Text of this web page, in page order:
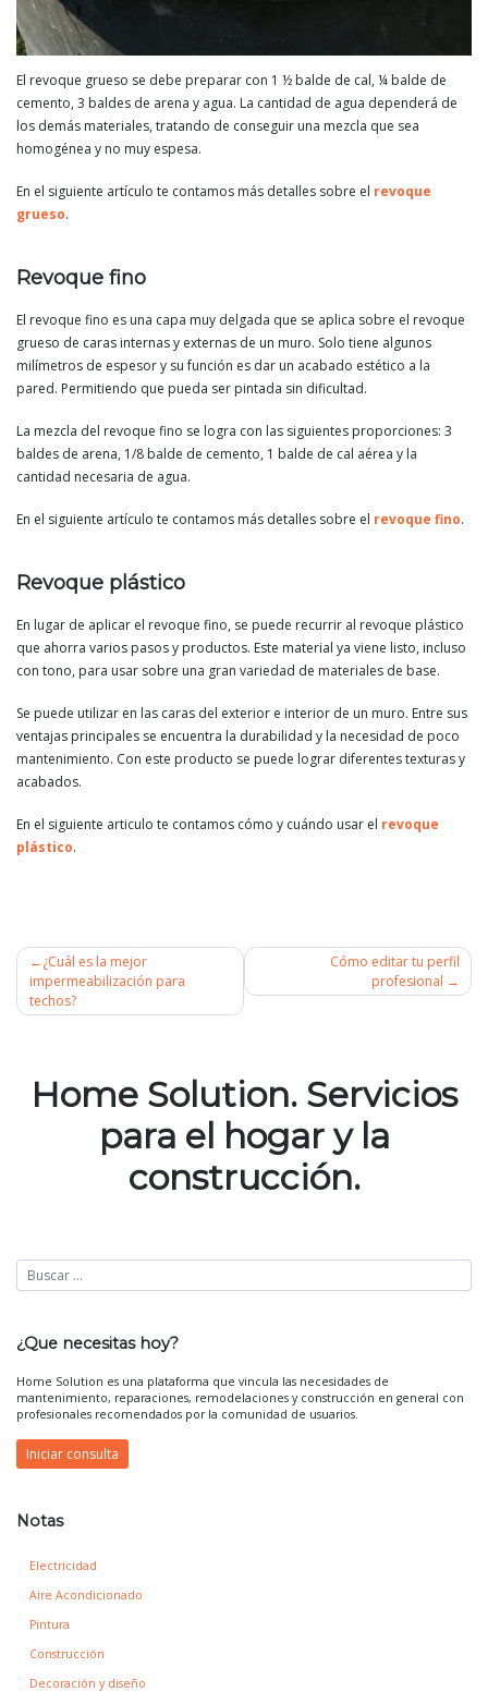
El revoque grueso se debe preparar con 1 ½ balde de cal, ¼ balde de
cemento, 3 baldes de arena y agua. La cantidad de agua dependerá de
los demás materiales, tratando de conseguir una mezcla que sea
homogénea y no muy espesa.
En el siguiente artículo te contamos más detalles sobre el revoque
grueso.
Revoque fino
El revoque fino es una capa muy delgada que se aplica sobre el revoque
grueso de caras internas y externas de un muro. Solo tiene algunos
milímetros de espesor y su función es dar un acabado estético a la
pared. Permitiendo que pueda ser pintada sin dificultad.
La mezcla del revoque fino se logra con las siguientes proporciones: 3
baldes de arena, 1/8 balde de cemento, 1 balde de cal aérea y la
cantidad necesaria de agua.
En el siguiente artículo te contamos más detalles sobre el revoque fino.
Revoque plástico
En lugar de aplicar el revoque fino, se puede recurrir al revoque plástico
que ahorra varios pasos y productos. Este material ya viene listo, incluso
con tono, para usar sobre una gran variedad de materiales de base.
Se puede utilizar en las caras del exterior e interior de un muro. Entre sus
ventajas principales se encuentra la durabilidad y la necesidad de poco
mantenimiento. Con este producto se puede lograr diferentes texturas y
acabados.
En el siguiente articulo te contamos cómo y cuándo usar el revoque
plástico.
Navegación
entradas
¿Cuál es la mejor
impermeabilización para
techos?
Cómo editar tu perfil
profesional
Home Solution. Servicios
para el hogar y la
construcción.
¿Que necesitas hoy?
Home Solution es una plataforma que vincula las necesidades de
mantenimiento, reparaciones, remodelaciones y construcción en general con
profesionales recomendados por la comunidad de usuarios.
Iniciar consulta
Notas
Electricidad
Aire Acondicionado
Pintura
Construcción
Decoración y diseño